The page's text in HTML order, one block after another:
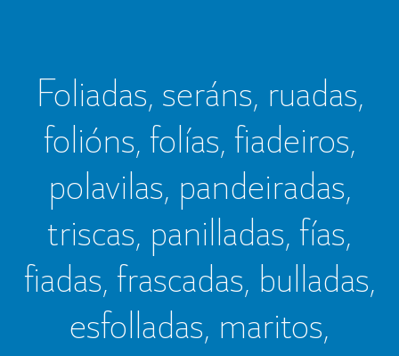
Foliadas, seráns, ruadas,
folións, folías, fiadeiros,
polavilas, pandeiradas,
triscas, panilladas, fías,
fiadas, frascadas, bulladas,
esfolladas, maritos,